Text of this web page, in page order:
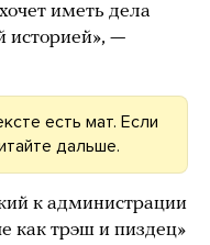
иметь дела
историей», —
есть мат. Если
дальше.
к администрации
как трэш и пиздец»